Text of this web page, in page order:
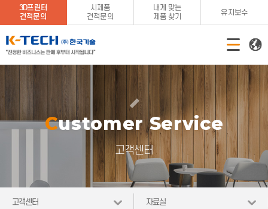
3D프린터
견적문의
시제품
견적문의
내게 맞는
제품 찾기
유지보수
Customer Service
고객센터
고객센터 자료실